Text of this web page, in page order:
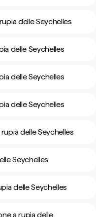
delle Seychelles
delle Seychelles
delle Seychelles
delle Seychelles
delle Seychelles
Seychelles
delle Seychelles
a rupia delle